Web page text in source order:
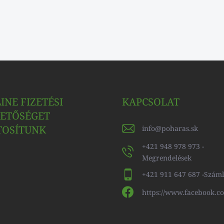
FIZETÉSI
KAPCSOLAT
info@poharas.sk
+421 948 978 973 -
Megrendelések
+421 911 647 687 -
https://